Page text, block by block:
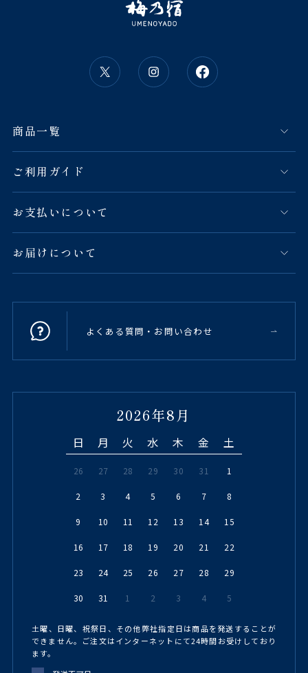
商品一覧
ご利用ガイド
お支払いについて
お届けについて
よくある質問・お問い合わせ
2026年8月
日 月 火 水 木 金 土
26 27 28 29 30 31 1
2 3 4 5 6 7 8
9 10 11 12 13 14 15
16 17 18 19 20 21 22
23 24 25 26 27 28 29
30 31 1 2 3 4 5
土曜、日曜、祝祭日、その他弊社指定日は商品を発送することが
できません。ご注文はインターネットにて24時間お受けしており
ます。